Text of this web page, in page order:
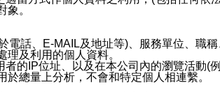
象。
電話、E-MAIL及地址等)、服務單位、職
及利用的個人資料。
的IP位址、以及在本公司內的瀏覽活動
總量上分析，不會和特定個人相連繫。